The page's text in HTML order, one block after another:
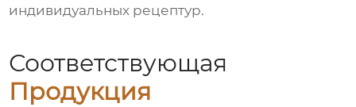
индивидуальных рецептур.
Соответствующая
Продукция